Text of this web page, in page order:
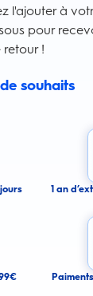
l'ajouter à
pour
retour !
souhaits
email alerts
you agree to
product. We may
product
Privacy Policy.
preferences at
Cancel
1 an